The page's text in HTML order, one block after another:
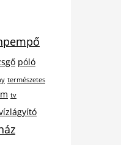
póló
természetes
tv